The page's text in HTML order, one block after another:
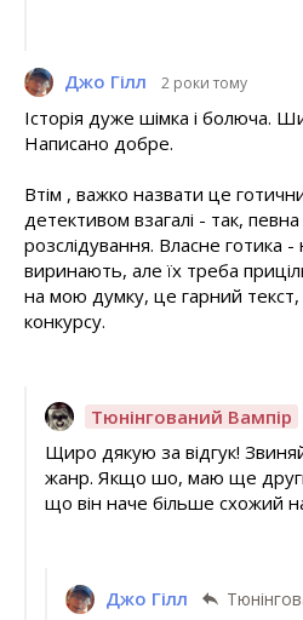
Джо Гілл 2 роки тому
Історія дуже шімка і болюча.
Написано добре.
Втім , важко назвати це
детективом взагалі - так,
розслідування. Власне готика -
виринають, але їх треба
на мою думку, це гарний
конкурсу.
Тюнінгований Вампір
Щиро дякую за відгук!
жанр. Якщо шо, маю ще
що він наче більше схожий
Джо Гілл